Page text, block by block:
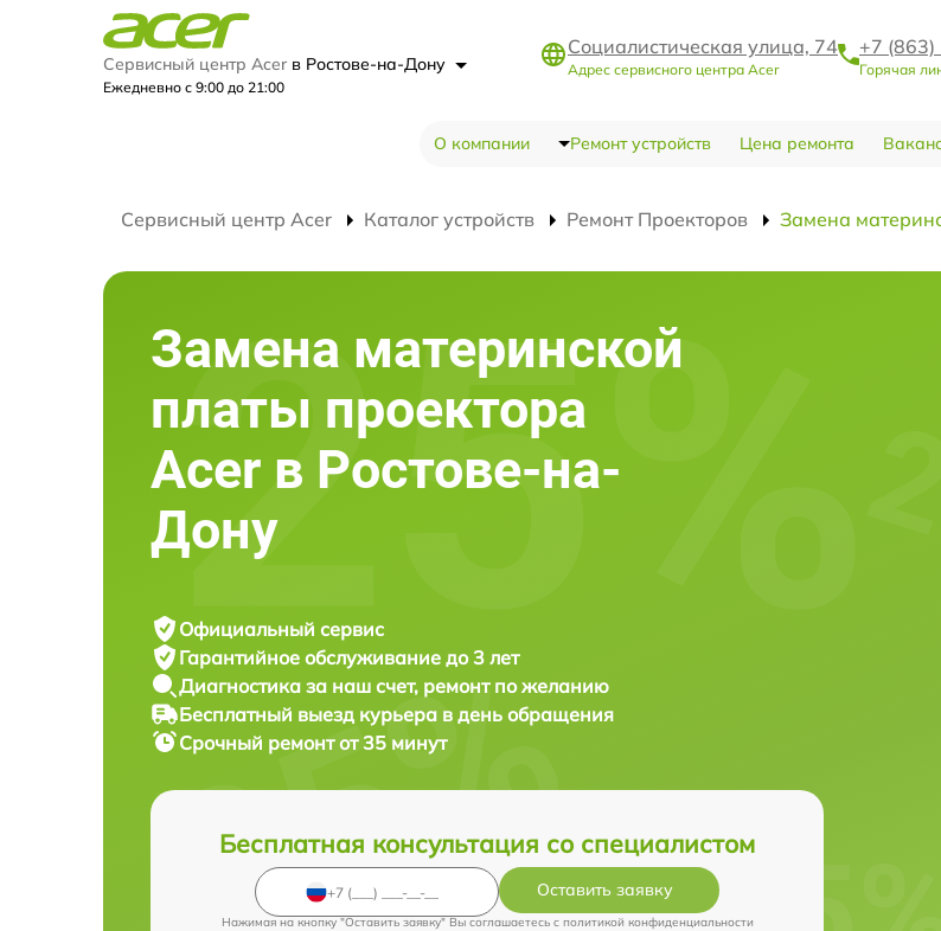
Сервисный центр Acer в Ростове-на-Дону
Ежедневно с 9:00 до 21:00
Социалистическая улица, 74
Адрес сервисного центра Acer
+7
Горячая
О компании Ремонт устройств Цена ремонта
Сервисный центр Acer Каталог устройств Ремонт Проекторов Замена
Замена материнской
платы проектора
Acer в Ростове-на-
Дону
Официальный сервис
Гарантийное обслуживание до 3 лет
Диагностика за наш счет, ремонт по желанию
Бесплатный выезд курьера в день обращения
Срочный ремонтот 35 минут
Бесплатная консультация со специалистом
Оставить заявку
Нажимая на кнопку "Оставить заявку" Вы соглашаетесь c политикой конфиденциальности